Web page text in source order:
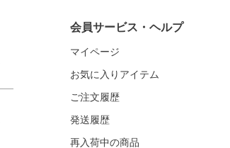
会員サービス・ヘルプ
マイページ
お気に入りアイテム
ご注文履歴
発送履歴
再入荷中の商品